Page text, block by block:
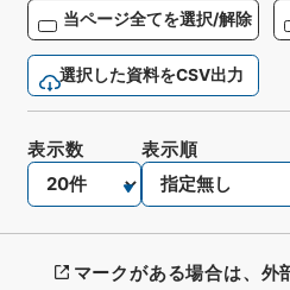
当ページ全てを選択/解除
選択した資料をCSV出力
表示数 表示順
マークがある場合は、外